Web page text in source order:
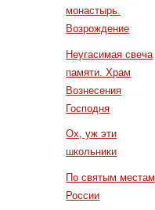
монастырь.
Возрождение
Неугасимая свеча
памяти. Храм
Вознесения
Господня
Ох, уж эти
школьники
По святым местам
России